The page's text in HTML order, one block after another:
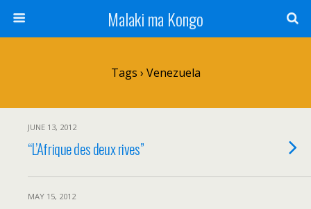
Malaki ma Kongo
Tags › Venezuela
JUNE 13, 2012
“L’Afrique des deux rives”
MAY 15, 2012